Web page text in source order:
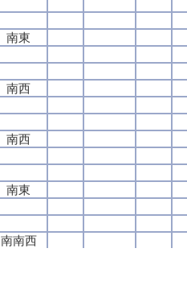
南東
南西
南西
南東
南南西
南東
南西
南西
南東
南南西
南東
南西
南西
南東
南南西
南東
南西
南西
南東
南南西